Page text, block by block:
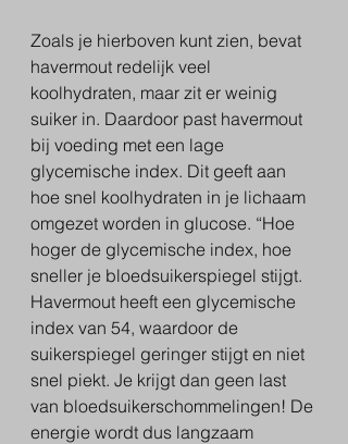
Zoals je hierboven kunt zien, bevat
havermout redelijk veel
koolhydraten, maar zit er weinig
suiker in. Daardoor past havermout
bij voeding met een lage
glycemische index. Dit geeft aan
hoe snel koolhydraten in je lichaam
omgezet worden in glucose. “Hoe
hoger de glycemische index, hoe
sneller je bloedsuikerspiegel stijgt.
Havermout heeft een glycemische
index van 54, waardoor de
suikerspiegel geringer stijgt en niet
snel piekt. Je krijgt dan geen last
van bloedsuikerschommelingen! De
energie wordt dus langzaam